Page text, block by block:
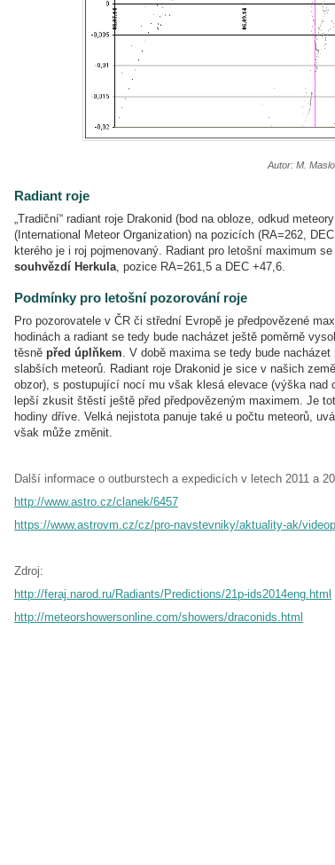
Autor: M.
Radiant roje
„Tradiční“ radiant roje Drakonid (bod na obloze, odkud
(International Meteor Organization) na pozicích (RA=262,
kterého je i roj pojmenovaný. Radiant pro letošní maximum
souhvězdí Herkula , pozice RA=261,5 a DEC +47,6.
Podmínky pro letošní pozorování roje
Pro pozorovatele v ČR či střední Evropě je předpovězené
hodinách a radiant se tedy bude nacházet ještě poměrně
těsně před úplňkem . V době maxima se tedy bude
slabších meteorů. Radiant roje Drakonid je sice v našich
obzor), s postupující nocí mu však klesá elevace (výška nad
lepší zkusit štěstí ještě před předpovězeným maximem. Je
hodiny dříve. Velká nejistota panuje také u počtu meteorů,
však může změnit.
Další informace o outburstech a expedicích v letech 2011 a
http://www.astro.cz/clanek/6457
https://www.astrovm.cz/cz/pro-navstevniky/aktuality-ak/
Zdroj:
http://feraj.narod.ru/Radiants/Predictions/21p-ids2014eng.html
http://meteorshowersonline.com/showers/draconids.html